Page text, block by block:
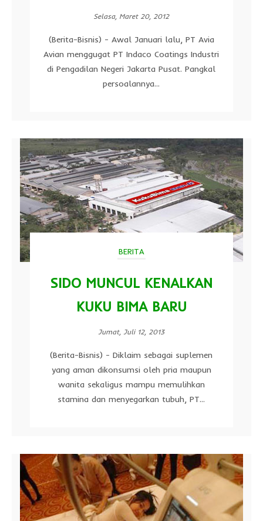
Selasa, Maret 20, 2012
(Berita-Bisnis) - Awal Januari lalu, PT Avia
Avian menggugat PT Indaco Coatings Industri
di Pengadilan Negeri Jakarta Pusat. Pangkal
persoalannya...
BERITA
SIDO MUNCUL KENALKAN
KUKU BIMA BARU
Jumat, Juli 12, 2013
(Berita-Bisnis) - Diklaim sebagai suplemen
yang aman dikonsumsi oleh pria maupun
wanita sekaligus mampu memulihkan
stamina dan menyegarkan tubuh, PT...